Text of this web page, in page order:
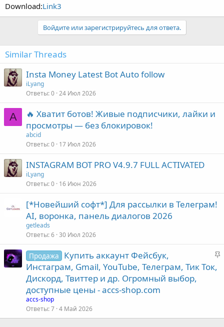
Download:Link3
Войдите или зарегистрируйтесь для ответа.
Similar Threads
Insta Money Latest Bot Auto follow
iLyang
Ответы 0 24 Июл 2026
A
🔥 Хватит ботов! Живые подписчики, лайки и
просмотры — без блокировок!
abcid
Ответы 0 17 Июл 2026
INSTAGRAM BOT PRO V4.9.7 FULL ACTIVATED
iLyang
Ответы 0 16 Июн 2026
[*Новейший софт*] Для рассылки в Телеграм!
AI, воронка, панель диалогов 2026
getleads
Ответы 6 30 Июл 2026
З
л
Продажа
Купить аккаунт Фейсбук,
Инстаграм, Gmail, YouTube, Телеграм, Тик Ток,
Дискорд, Твиттер и др. Огромный выбор,
доступные цены - accs-shop.com
accs-shop
Ответы 7 4 Май 2026